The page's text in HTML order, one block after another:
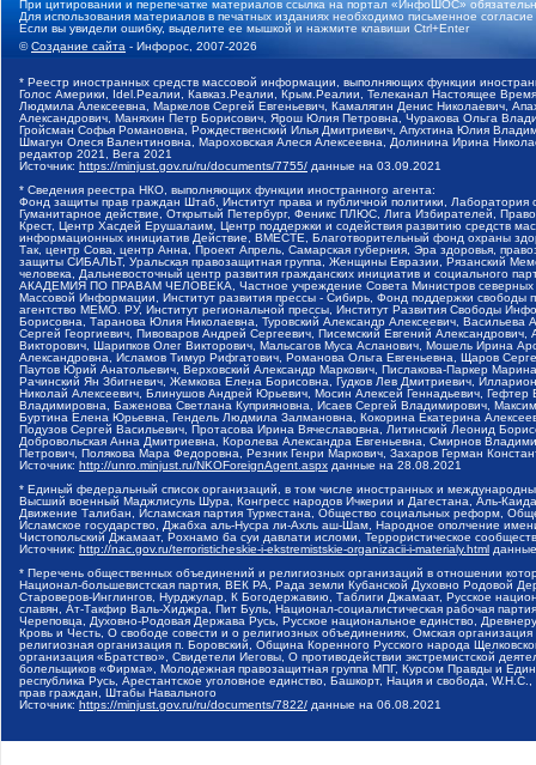
При цитировании и перепечатке материалов ссылка на портал «ИнфоШОС»
Для использования материалов в печатных изданиях необходимо письменное
Если вы увидели ошибку, выделите ее мышкой и нажмите клавиши Ctrl+Enter
©Создание сайта - Инфорос, 2007-2026
* Реестр иностранных средств массовой информации, выполняющих функции
Голос Америки, Idel.Реалии, Кавказ.Реалии, Крым.Реалии, Телеканал Настоящее
Людмила Алексеевна, Маркелов Сергей Евгеньевич, Камалягин Денис Николаевич,
Александрович, Маняхин Петр Борисович, Ярош Юлия Петровна, Чуракова Ольга
Гройсман Софья Романовна, Рождественский Илья Дмитриевич, Апухтина Юлия
Шмагун Олеся Валентиновна, Мароховская Алеся Алексеевна, Долинина Ирина
редактор 2021, Вега 2021
Источник: https://minjust.gov.ru/ru/documents/7755/ данные на 03.09.2021
* Сведения реестра НКО, выполняющих функции иностранного агента:
Фонд защиты прав граждан Штаб, Институт права и публичной политики,
Гуманитарное действие, Открытый Петербург, Феникс ПЛЮС, Лига Избирателей,
Крест, Центр Хасдей Ерушалаим, Центр поддержки и содействия развитию средств
информационных инициатив Действие, ВМЕСТЕ, Благотворительный фонд охраны
Так, центр Сова, центр Анна, Проект Апрель, Самарская губерния, Эра здоровья,
защиты СИБАЛЬТ, Уральская правозащитная группа, Женщины Евразии, Рязанский
человека, Дальневосточный центр развития гражданских инициатив и социального
АКАДЕМИЯ ПО ПРАВАМ ЧЕЛОВЕКА, Частное учреждение Совета Министров северных
Массовой Информации, Институт развития прессы - Сибирь, Фонд поддержки
агентство МЕМО. РУ, Институт региональной прессы, Институт Развития Свободы
Борисовна, Таранова Юлия Николаевна, Туровский Александр Алексеевич,
Сергей Георгиевич, Пивоваров Андрей Сергеевич, Писемский Евгений
Викторович, Шарипков Олег Викторович, Мальсагов Муса Асланович, Мошель Ирина
Александровна, Исламов Тимур Рифгатович, Романова Ольга Евгеньевна, Щаров
Паутов Юрий Анатольевич, Верховский Александр Маркович, Пислакова-Паркер
Рачинский Ян Збигневич, Жемкова Елена Борисовна, Гудков Лев Дмитриевич,
Николай Алексеевич, Блинушов Андрей Юрьевич, Мосин Алексей Геннадьевич,
Владимировна, Баженова Светлана Куприяновна, Исаев Сергей Владимирович,
Буртина Елена Юрьевна, Гендель Людмила Залмановна, Кокорина Екатерина
Подузов Сергей Васильевич, Протасова Ирина Вячеславовна, Литинский Леонид
Добровольская Анна Дмитриевна, Королева Александра Евгеньевна, Смирнов
Петрович, Полякова Мара Федоровна, Резник Генри Маркович, Захаров Герман
Источник: http://unro.minjust.ru/NKOForeignAgent.aspx данные на 28.08.2021
* Единый федеральный список организаций, в том числе иностранных и
Высший военный Маджлисуль Шура, Конгресс народов Ичкерии и Дагестана, Аль-
Движение Талибан, Исламская партия Туркестана, Общество социальных реформ,
Исламское государство, Джабха аль-Нусра ли-Ахль аш-Шам, Народное ополчение
Чистопольский Джамаат, Рохнамо ба суи давлати исломи, Террористическое
Источник: http://nac.gov.ru/terroristicheskie-i-ekstremistskie-organizacii-i-materialy.html
* Перечень общественных объединений и религиозных организаций в отношении
Национал-большевистская партия, ВЕК РА, Рада земли Кубанской Духовно Родовой
Староверов-Инглингов, Нурджулар, К Богодержавию, Таблиги Джамаат, Русское
славян, Ат-Такфир Валь-Хиджра, Пит Буль, Национал-социалистическая рабочая
Череповца, Духовно-Родовая Держава Русь, Русское национальное единство,
Кровь и Честь, О свободе совести и о религиозных объединениях, Омская
религиозная организация п. Боровский, Община Коренного Русского народа
организация «Братство», Свидетели Иеговы, О противодействии экстремистской
болельщиков «Фирма», Молодежная правозащитная группа МПГ, Курсом Правды и
республика Русь, Арестантское уголовное единство, Башкорт, Нация и свобода,
прав граждан, Штабы Навального
Источник: https://minjust.gov.ru/ru/documents/7822/ данные на 06.08.2021